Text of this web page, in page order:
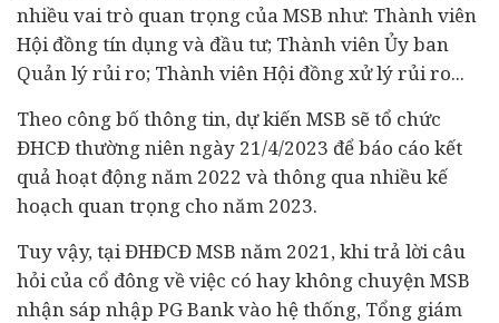
nhiều vai trò quan trọng của MSB như: Thành viên
Hội đồng tín dụng và đầu tư; Thành viên Ủy ban
Quản lý rủi ro; Thành viên Hội đồng xử lý rủi ro...
Theo công bố thông tin, dự kiến MSB sẽ tổ chức
ĐHCĐ thường niên ngày 21/4/2023 để báo cáo kết
quả hoạt động năm 2022 và thông qua nhiều kế
hoạch quan trọng cho năm 2023.
Tuy vậy, tại ĐHĐCĐ MSB năm 2021, khi trả lời câu
hỏi của cổ đông về việc có hay không chuyện MSB
nhận sáp nhập PG Bank vào hệ thống, Tổng giám